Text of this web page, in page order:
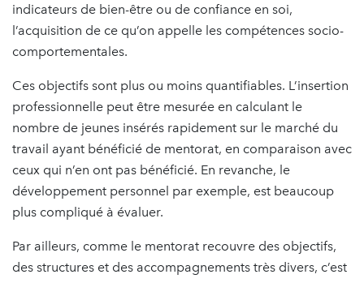
indicateurs de bien-être ou de confiance en soi,
l’acquisition de ce qu’on appelle les compétences socio-
comportementales.
Ces objectifs sont plus ou moins quantifiables. L’insertion
professionnelle peut être mesurée en calculant le
nombre de jeunes insérés rapidement sur le marché du
travail ayant bénéficié de mentorat, en comparaison avec
ceux qui n’en ont pas bénéficié. En revanche, le
développement personnel par exemple, est beaucoup
plus compliqué à évaluer.
Par ailleurs, comme le mentorat recouvre des objectifs,
des structures et des accompagnements très divers, c’est